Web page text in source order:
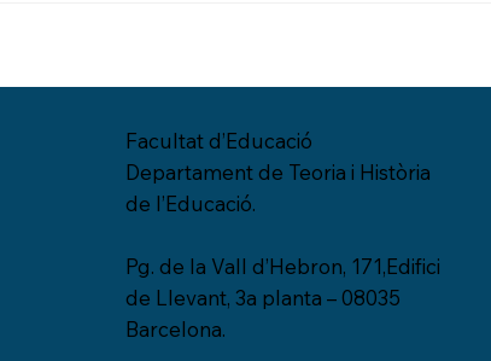
Facultat d’Educació
Departament de Teoria i Història
de l’Educació.
Pg. de la Vall d’Hebron, 171,Edifici
de Llevant, 3a planta – 08035
Barcelona.